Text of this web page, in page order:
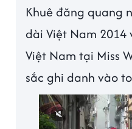
Khuê đăng quang
dài Việt Nam
Việt Nam tại Miss
sắc ghi danh vào